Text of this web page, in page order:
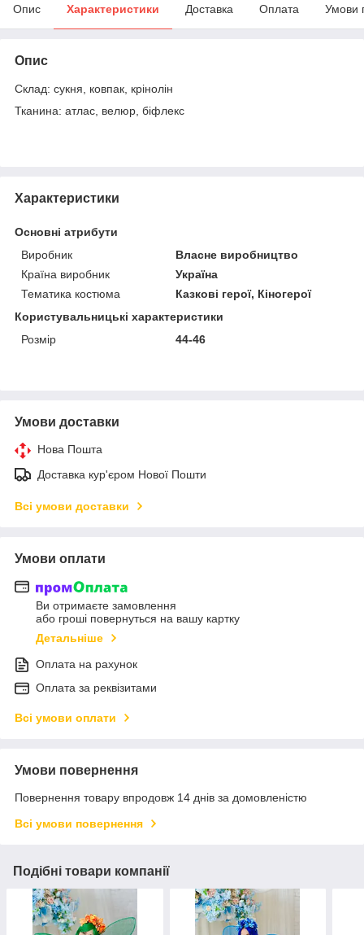
Опис Характеристики Доставка Оплата Умови
Опис
Склад: сукня, ковпак, крінолін
Тканина: атлас, велюр, біфлекс
Характеристики
Основні атрибути
Виробник
Власне виробництво
Країна виробник
Україна
Тематика костюма
Казкові герої, Кіногерої
Користувальницькі характеристики
Розмір
44-46
Умови доставки
Нова Пошта
Доставка кур'єром Нової Пошти
Всі умови доставки
Умови оплати
Ви отримаєте замовлення
або гроші повернуться на вашу картку
Детальніше
Оплата на рахунок
Оплата за реквізитами
Всі умови оплати
Умови повернення
Повернення товару впродовж 14 днів за домовленістю
Всі умови повернення
Подібні товари компанії